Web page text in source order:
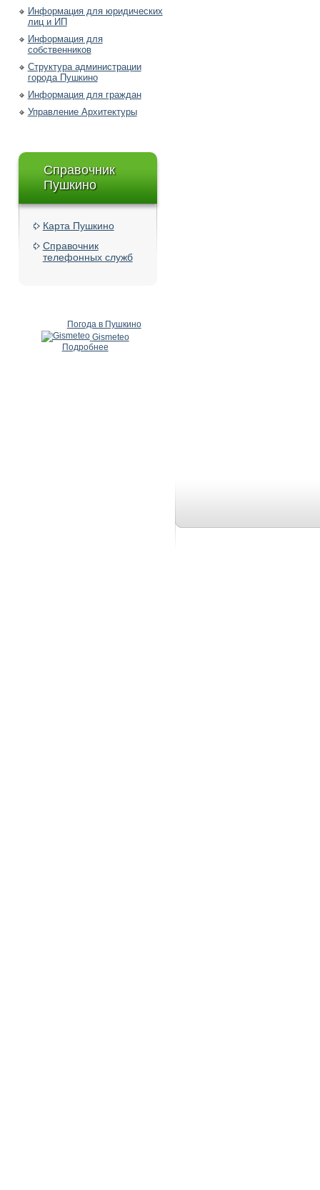
Информация для юридических
лиц и ИП
Информация для
собственников
Структура администрации
города Пушкино
Информация для граждан
Управление Архитектуры
Справочник
Пушкино
Карта Пушкино
Справочник
телефонных служб
Погода в Пушкино
Gismeteo
Подробнее